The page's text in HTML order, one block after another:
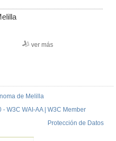
ver más
de Melilla
W3C WAI-AA | W3C Member
Protección de Datos